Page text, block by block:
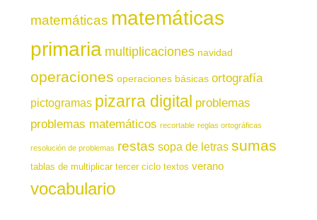
matemáticas matemáticas
primaria multiplicaciones navidad
operaciones operaciones básicas ortografía
pictogramas pizarra digital problemas
problemas matemáticos recortable reglas ortográficas
resolución de problemas restas sopa de letras sumas
tablas de multiplicar tercer ciclo textos verano
vocabulario